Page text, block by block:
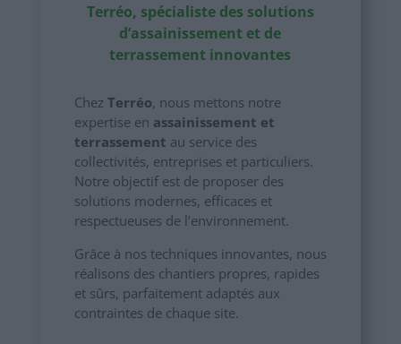
Terréo, spécialiste des solutions
d’assainissement et de
terrassement innovantes
Chez Terréo, nous mettons notre
expertise en assainissement et
terrassement au service des
collectivités, entreprises et particuliers.
Notre objectif est de proposer des
solutions modernes, efficaces et
respectueuses de l’environnement.
Grâce à nos techniques innovantes, nous
réalisons des chantiers propres, rapides
et sûrs, parfaitement adaptés aux
contraintes de chaque site.